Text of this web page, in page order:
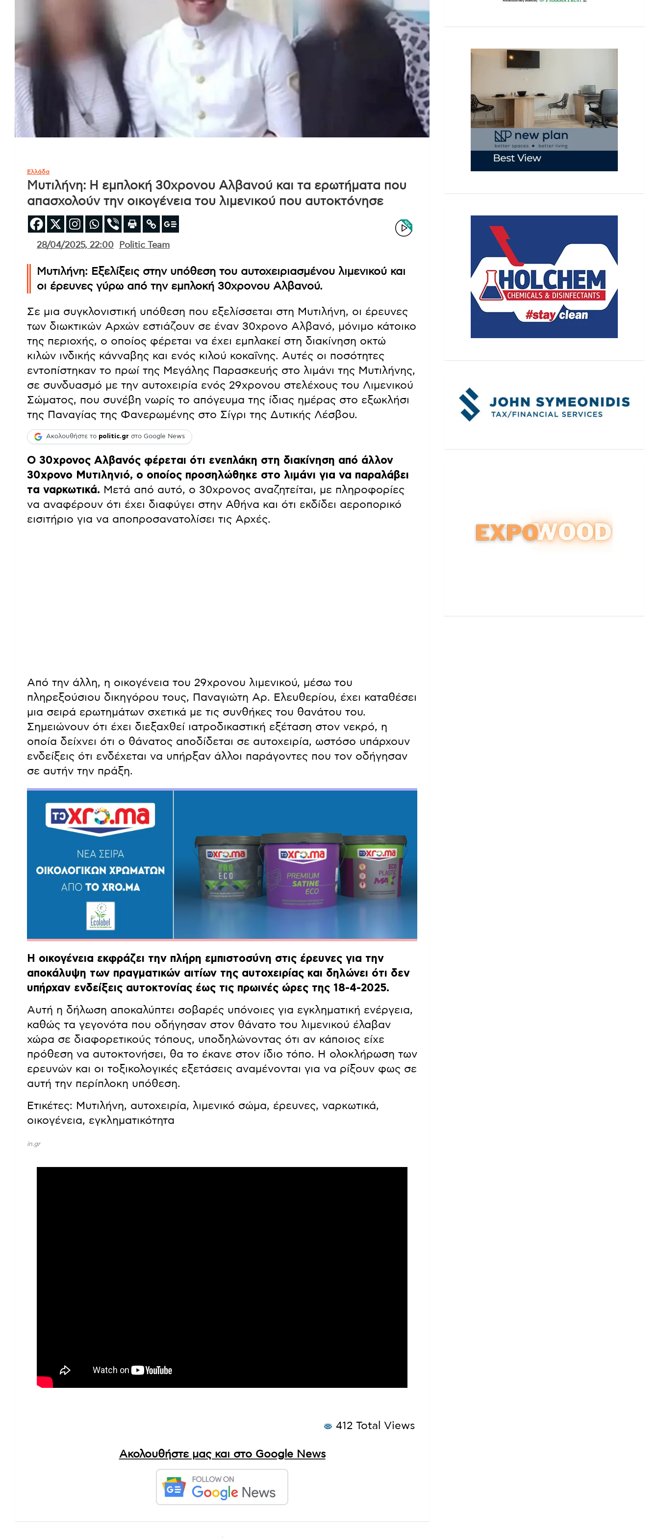
Ελλάδα
Μυτιλήνη: Η εμπλοκή 30χρονου Αλβανού και τα ερωτήματα που
απασχολούν την οικογένεια του λιμενικού που αυτοκτόνησε
28/04/2025, 22:00 Politic Team
Μυτιλήνη: Εξελίξεις στην υπόθεση του αυτοχειριασμένου λιμενικού και
οι έρευνες γύρω από την εμπλοκή 30χρονου Αλβανού.
Σε μια συγκλονιστική υπόθεση που εξελίσσεται στη Μυτιλήνη, οι έρευνες
των διωκτικών Αρχών εστιάζουν σε έναν 30χρονο Αλβανό, μόνιμο κάτοικο
της περιοχής, ο οποίος φέρεται να έχει εμπλακεί στη διακίνηση οκτώ
κιλών ινδικής κάνναβης και ενός κιλού κοκαΐνης. Αυτές οι ποσότητες
εντοπίστηκαν το πρωί της Μεγάλης Παρασκευής στο λιμάνι της Μυτιλήνης,
σε συνδυασμό με την αυτοχειρία ενός 29χρονου στελέχους του Λιμενικού
Σώματος, που συνέβη νωρίς το απόγευμα της ίδιας ημέρας στο εξωκλήσι
της Παναγίας της Φανερωμένης στο Σίγρι της Δυτικής Λέσβου.
Ακολουθήστε το politic.gr στο Google News
Ο 30χρονος Αλβανός φέρεται ότι ενεπλάκη στη διακίνηση από άλλον
30χρονο Μυτιληνιό, ο οποίος προσηλώθηκε στο λιμάνι για να παραλάβει
τα ναρκωτικά. Μετά από αυτό, ο 30χρονος αναζητείται, με πληροφορίες
να αναφέρουν ότι έχει διαφύγει στην Αθήνα και ότι εκδίδει αεροπορικό
εισιτήριο για να αποπροσανατολίσει τις Αρχές.
Από την άλλη, η οικογένεια του 29χρονου λιμενικού, μέσω του
πληρεξούσιου δικηγόρου τους, Παναγιώτη Αρ. Ελευθερίου, έχει καταθέσει
μια σειρά ερωτημάτων σχετικά με τις συνθήκες του θανάτου του.
Σημειώνουν ότι έχει διεξαχθεί ιατροδικαστική εξέταση στον νεκρό, η
οποία δείχνει ότι ο θάνατος αποδίδεται σε αυτοχειρία, ωστόσο υπάρχουν
ενδείξεις ότι ενδέχεται να υπήρξαν άλλοι παράγοντες που τον οδήγησαν
σε αυτήν την πράξη.
Η οικογένεια εκφράζει την πλήρη εμπιστοσύνη στις έρευνες για την
αποκάλυψη των πραγματικών αιτίων της αυτοχειρίας και δηλώνει ότι δεν
υπήρχαν ενδείξεις αυτοκτονίας έως τις πρωινές ώρες της 18-4-2025.
Αυτή η δήλωση αποκαλύπτει σοβαρές υπόνοιες για εγκληματική ενέργεια,
καθώς τα γεγονότα που οδήγησαν στον θάνατο του λιμενικού έλαβαν
χώρα σε διαφορετικούς τόπους, υποδηλώνοντας ότι αν κάποιος είχε
πρόθεση να αυτοκτονήσει, θα το έκανε στον ίδιο τόπο. Η ολοκλήρωση των
ερευνών και οι τοξικολογικές εξετάσεις αναμένονται για να ρίξουν φως σε
αυτή την περίπλοκη υπόθεση.
Ετικέτες: Μυτιλήνη, αυτοχειρία, λιμενικό σώμα, έρευνες, ναρκωτικά,
οικογένεια, εγκληματικότητα
in.gr
412 Total Views
Ακολουθήστε μας και στο Google News